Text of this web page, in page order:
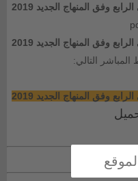
وفق المنهاج الجديد 2019
وفق المنهاج الجديد 2019
التالي:
وفق المنهاج الجديد 2019